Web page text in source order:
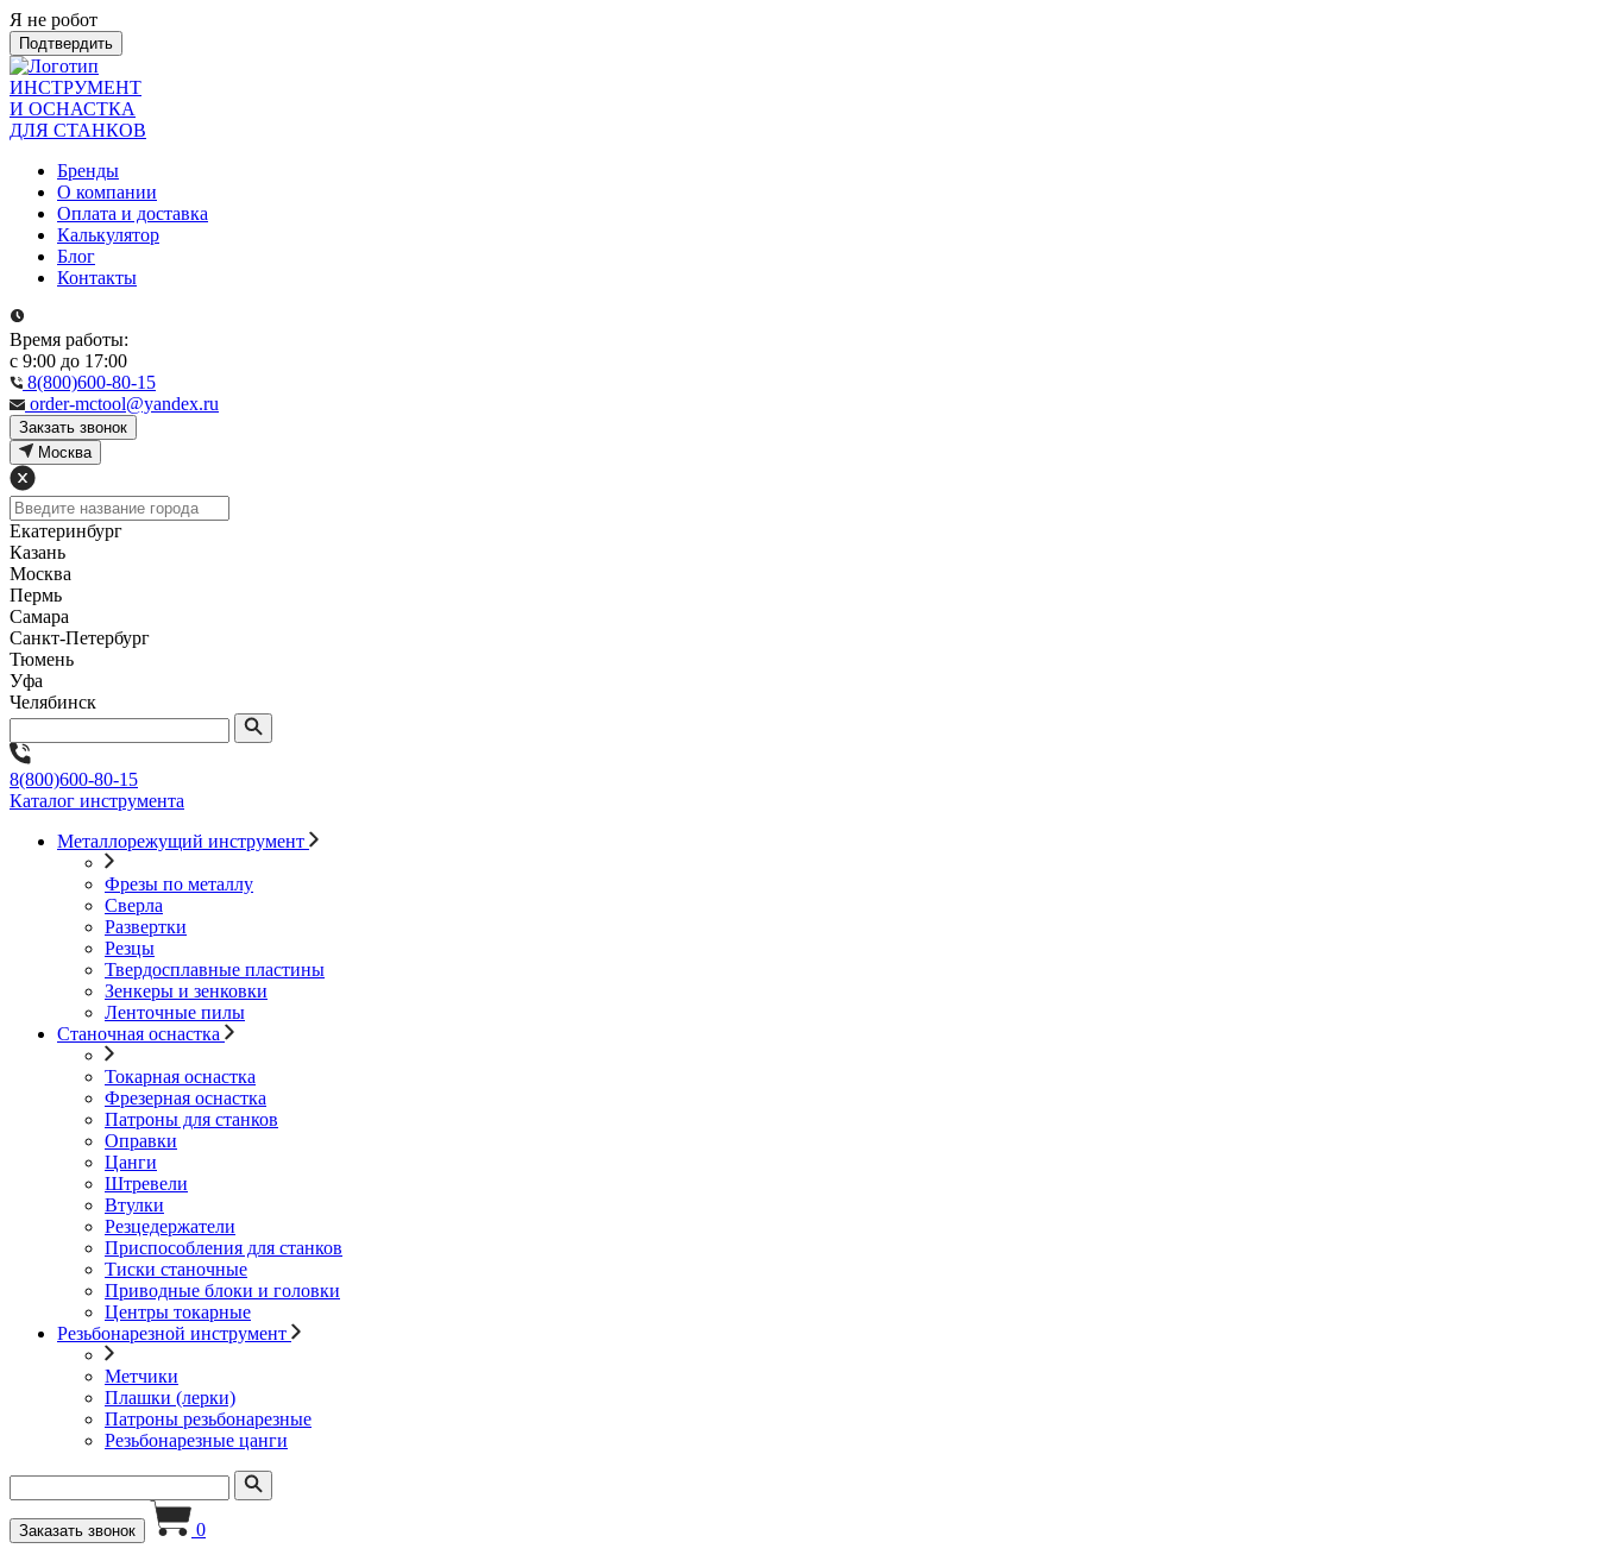
Я не робот
Подтвердить
ИНСТРУМЕНТ
И ОСНАСТКА
ДЛЯ СТАНКОВ
Бренды
О компании
Оплата и доставка
Калькулятор
Блог
Контакты
Время работы:
с 9:00 до 17:00
8(800)600-80-15
order-mctool@yandex.ru
Закзать звонок
Москва
Екатеринбург
Казань
Москва
Пермь
Самара
Санкт-Петербург
Тюмень
Уфа
Челябинск
8(800)600-80-15
Каталог инструмента
Металлорежущий инструмент
Фрезы по металлу
Сверла
Развертки
Резцы
Твердосплавные пластины
Зенкеры и зенковки
Ленточные пилы
Станочная оснастка
Токарная оснастка
Фрезерная оснастка
Патроны для станков
Оправки
Цанги
Штревели
Втулки
Резцедержатели
Приспособления для станков
Тиски станочные
Приводные блоки и головки
Центры токарные
Резьбонарезной инструмент
Метчики
Плашки (лерки)
Патроны резьбонарезные
Резьбонарезные цанги
Заказать звонок 0